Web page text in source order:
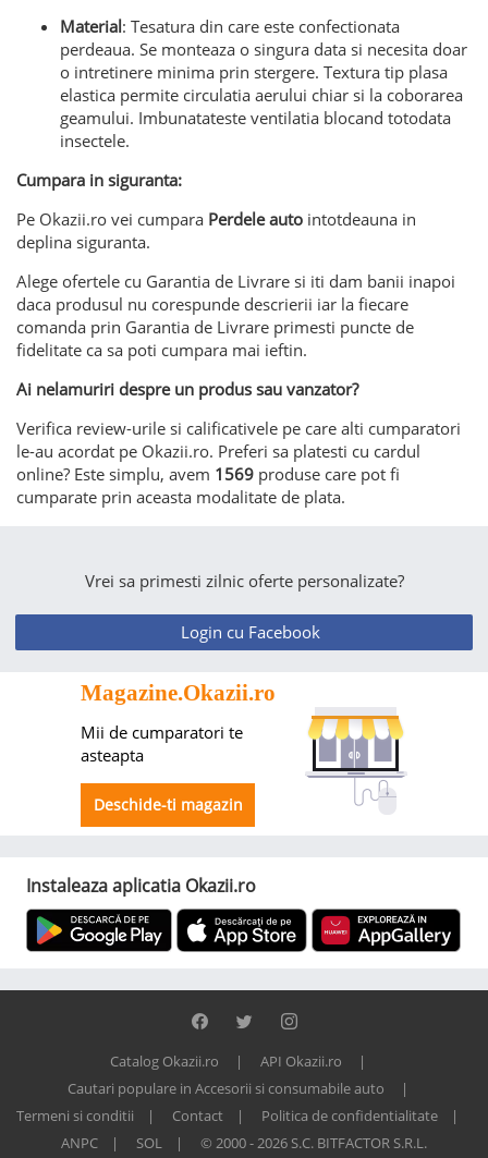
Material: Tesatura din care este confectionata
perdeaua. Se monteaza o singura data si necesita doar
o intretinere minima prin stergere. Textura tip plasa
elastica permite circulatia aerului chiar si la coborarea
geamului. Imbunatateste ventilatia blocand totodata
insectele.
Cumpara in siguranta:
Pe Okazii.ro vei cumpara Perdele auto intotdeauna in
deplina siguranta.
Alege ofertele cu Garantia de Livrare si iti dam banii inapoi
daca produsul nu corespunde descrierii iar la fiecare
comanda prin Garantia de Livrare primesti puncte de
fidelitate ca sa poti cumpara mai ieftin.
Ai nelamuriri despre un produs sau vanzator?
Verifica review-urile si calificativele pe care alti cumparatori
le-au acordat pe Okazii.ro. Preferi sa platesti cu cardul
online? Este simplu, avem 1569 produse care pot fi
cumparate prin aceasta modalitate de plata.
Vrei sa primesti zilnic oferte personalizate?
Login cu Facebook
Magazine.Okazii.ro
Mii de cumparatori te
asteapta
Deschide-ti magazin
Instaleaza aplicatia Okazii.ro
Catalog Okazii.ro
API Okazii.ro
Cautari populare in Accesorii si consumabile auto
Termeni si conditii
Contact
Politica de confidentialitate
ANPC
SOL © 2000 - 2026 S.C. BITFACTOR S.R.L.